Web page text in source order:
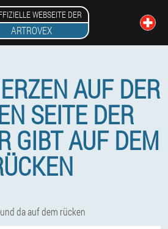
WEBSEITE DER
ARTROVEX
AUF DER
SEITE DER
GIBT AUF DEM
da auf dem rücken